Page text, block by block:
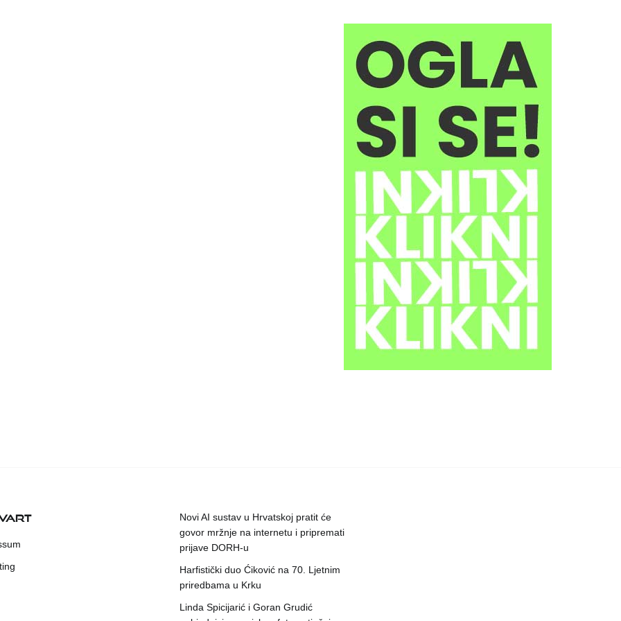
Novi AI sustav u Hrvatskoj pratit će
govor mržnje na internetu i pripremati
prijave DORH-u
Harfistički duo Ćiković na 70. Ljetnim
priredbama u Krku
Linda Spicijarić i Goran Grudić